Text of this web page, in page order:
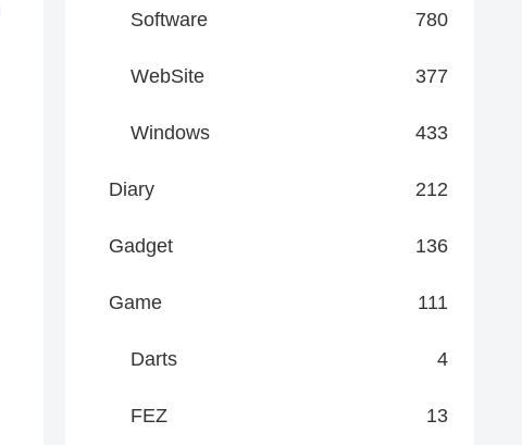
Software 780
WebSite 377
Windows 433
Diary 212
Gadget 136
Game 111
Darts 4
FEZ 13